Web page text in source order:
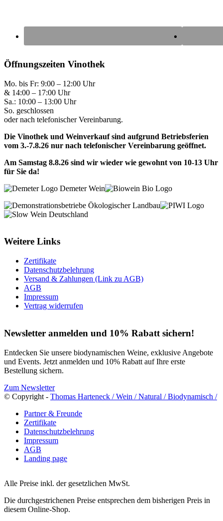
Öffnungszeiten Vinothek
Mo. bis Fr: 9:00 – 12:00 Uhr
& 14:00 – 17:00 Uhr
Sa.: 10:00 – 13:00 Uhr
So. geschlossen
oder nach telefonischer Vereinbarung.
Die Vinothek und Weinverkauf sind aufgrund Betriebsferien
vom 3.-7.8.26 nur nach telefonischer Vereinbarung geöffnet.
Am Samstag 8.8.26 sind wir wieder wie gewohnt von 10-13 Uhr
für Sie da!
Weitere Links
Zertifikate
Datenschutzbelehrung
Versand & Zahlungen (Link zu AGB)
AGB
Impressum
Vertrag widerrufen
Newsletter anmelden und 10% Rabatt sichern!
Entdecken Sie unsere biodynamischen Weine, exklusive Angebote
und Events. Jetzt anmelden und 10% Rabatt auf Ihre erste
Bestellung sichern.
Zum Newsletter
© Copyright - Thomas Harteneck / Wein / Natural / Biodynamisch /
Partner & Freunde
Zertifikate
Datenschutzbelehrung
Impressum
AGB
Landing page
Alle Preise inkl. der gesetzlichen MwSt.
Die durchgestrichenen Preise entsprechen dem bisherigen Preis in
diesem Online-Shop.